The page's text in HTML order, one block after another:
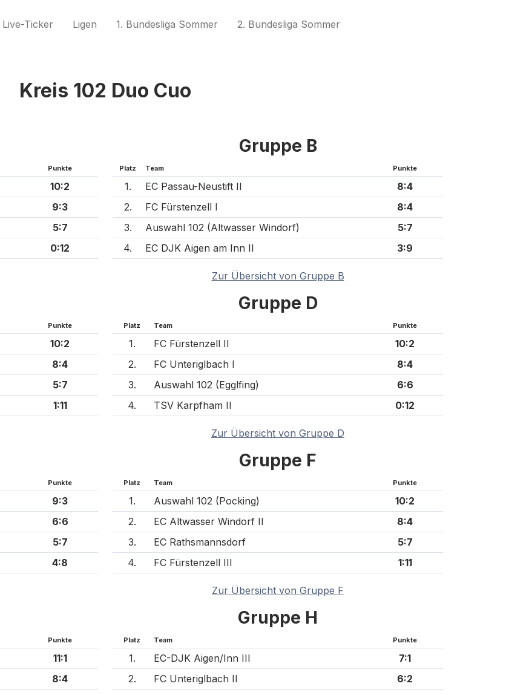
Live-Ticker Ligen 1. Bundesliga Sommer 2. Bundesliga Sommer
Kreis 102 Duo Cuo
Punkte
10:2
9:3
5:7
0:12
Gruppe B
Platz Team Punkte
1. EC Passau-Neustift II
8:4
2.
FC Fürstenzell I
8:4
3.
Auswahl 102 (Altwasser Windorf)
5:7
4.
EC DJK Aigen am Inn II 3:9
Zur Übersicht von Gruppe B
Punkte
10:2
8:4
5:7
1:11
Gruppe D
Platz Team Punkte
1. FC Fürstenzell II
10:2
2.
FC Unteriglbach I
8:4
3.
Auswahl 102 (Egglfing)
6:6
4.
TSV Karpfham II 0:12
Zur Übersicht von Gruppe D
Punkte
9:3
6:6
5:7
4:8
Gruppe F
Platz Team Punkte
1. Auswahl 102 (Pocking)
10:2
2.
EC Altwasser Windorf II
8:4
3.
EC Rathsmannsdorf
5:7
4.
FC Fürstenzell III 1:11
Zur Übersicht von Gruppe F
Punkte
11:1
8:4
Gruppe H
Platz Team Punkte
1. EC-DJK Aigen/Inn III
7:1
2.
FC Unteriglbach II
6:2